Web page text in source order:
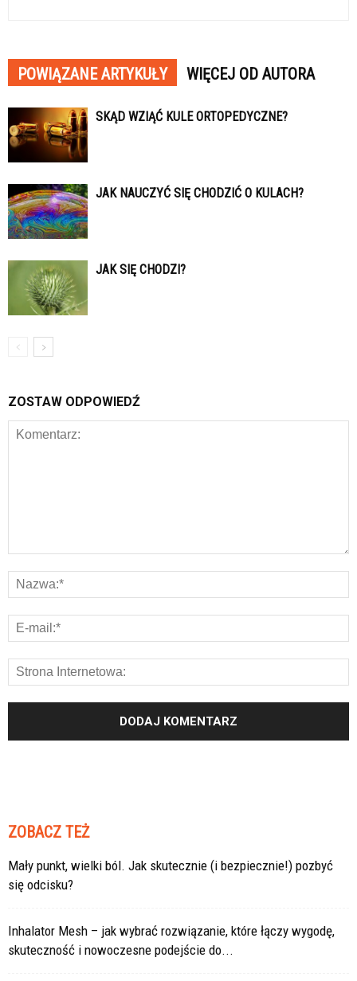
POWIĄZANE ARTYKUŁY WIĘCEJ OD AUTORA
SKĄD WZIĄĆ KULE ORTOPEDYCZNE?
JAK NAUCZYĆ SIĘ CHODZIĆ O KULACH?
JAK SIĘ CHODZI?
ZOSTAW ODPOWIEDŹ
ZOBACZ TEŻ
Mały punkt, wielki ból. Jak skutecznie (i bezpiecznie!) pozbyć
się odcisku?
Inhalator Mesh – jak wybrać rozwiązanie, które łączy wygodę,
skuteczność i nowoczesne podejście do...